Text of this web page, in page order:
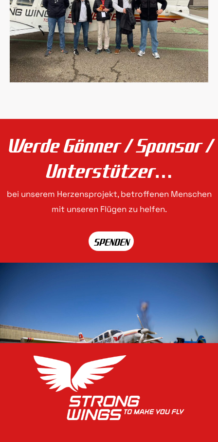
Werde Gönner / Sponsor /
Unterstützer…
bei unserem Herzensprojekt, betroffenen Menschen
mit unseren Flügen zu helfen.
SPENDEN